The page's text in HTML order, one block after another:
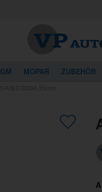
GM MOPAR ZUBEHÖR